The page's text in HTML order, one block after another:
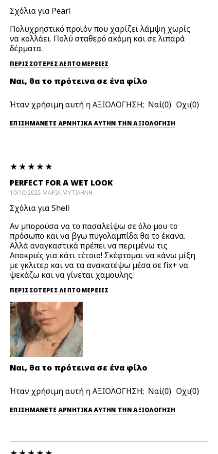
Σχόλια για Pearl
Πολυχρηστικό προϊόν που χαρίζει λάμψη χωρίς
να κολλάει. Πολύ σταθερό ακόμη και σε λιπαρά
δέρματα.
ΠΕΡΙΣΣΌΤΕΡΕΣ ΛΕΠΤΟΜΈΡΕΙΕΣ
Ναι, θα το πρότεινα σε ένα φίλο
Ήταν χρήσιμη αυτή η ΑΞΙΟΛΟΓΗΣΗ; 0 0
ΕΠΙΣΗΜΆΝΕΤΕ ΑΡΝΗΤΙΚΆ ΑΥΤΉΝ ΤΗΝ ΑΞΙΟΛΟΓΗΣΗ
PERFECT FOR A WET LOOK
10/10/2025 ΜΑΡΙΑ ΜΥΤΙΛΗΝΗ
Σχόλια για Shell
Αν μπορούσα να το πασαλείψω σε όλο μου το
πρόσωπο και να βγω πυγολαμπίδα θα το έκανα.
Αλλά αναγκαστικά πρέπει να περιμένω τις
Αποκριές για κάτι τέτοιο! Σκέφτομαι να κάνω μίξη
με γκλιτερ και να τα ανακατέψω μέσα σε fix+ να
ψεκάζω και να γίνεται χαμουλης.
ΠΕΡΙΣΣΌΤΕΡΕΣ ΛΕΠΤΟΜΈΡΕΙΕΣ
Ναι, θα το πρότεινα σε ένα φίλο
Ήταν χρήσιμη αυτή η ΑΞΙΟΛΟΓΗΣΗ; 0 0
ΕΠΙΣΗΜΆΝΕΤΕ ΑΡΝΗΤΙΚΆ ΑΥΤΉΝ ΤΗΝ ΑΞΙΟΛΟΓΗΣΗ